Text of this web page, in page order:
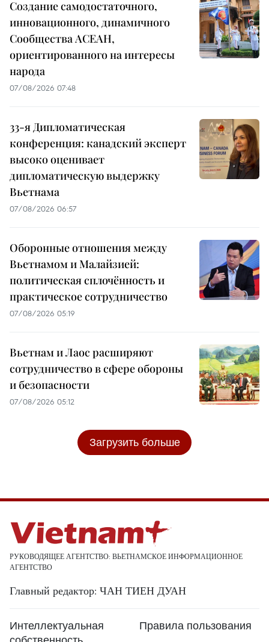
Создание самодостаточного,
инновационного, динамичного
Сообщества АСЕАН,
ориентированного на интересы
народа
07/08/2026 07:48
33-я Дипломатическая
конференция: канадский эксперт
высоко оценивает
дипломатическую выдержку
Вьетнама
07/08/2026 06:57
Оборонные отношения между
Вьетнамом и Малайзией:
политическая сплочённость и
практическое сотрудничество
07/08/2026 05:19
Вьетнам и Лаос расширяют
сотрудничество в сфере обороны
и безопасности
07/08/2026 05:12
Загрузить больше
РУКОВОДЯЩЕЕ АГЕНТСТВО: ВЬЕТНАМСКОЕ ИНФОРМАЦИОННОЕ
АГЕНТСТВО
Главный редактор: ЧАН ТИЕН ДУАН
Интеллектуальная
Правила пользования